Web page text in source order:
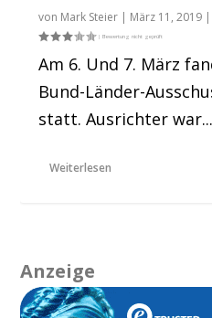
von Mark Steier | März 11, 2019 |
Am 6. Und 7. März
Bund-Länder-
statt. Ausrichter war...
Weiterlesen
Anzeige